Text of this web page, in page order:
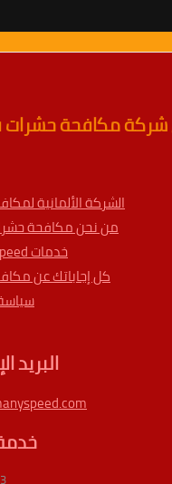
حشرات في مصر
الألمانية لمكافحة الحشرات
من نحن مكافحة حشرات في مصر
كل إجاباتك عن مكافحة الحشرات
سياسة الخصوصية
البريد الإلكتروني
info@germanyspeed.com
خدمة العملاء